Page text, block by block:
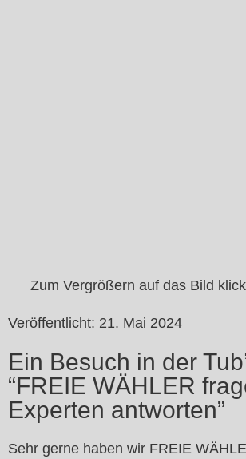
Veröffentlicht: 21. Mai 2024
Ein Besuch in der
“FREIE WÄHLER
Experten antworten”
Sehr gerne haben wir FREIE
Zum Vergrößern auf das Bild